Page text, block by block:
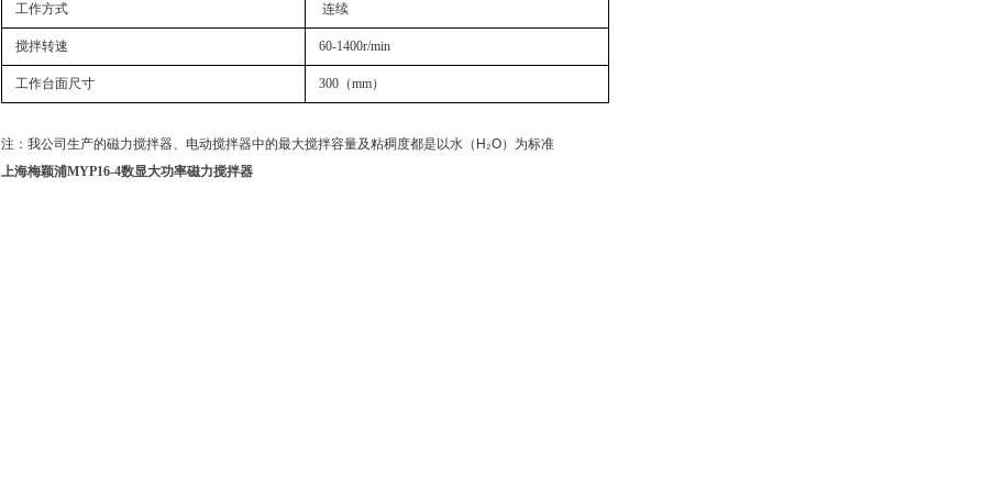
工作方式 连续
搅拌转速 60-1400r/min
工作台面尺寸 300（mm）
注：我公司生产的磁力搅拌器、电动搅拌器中的最大搅拌容量及粘稠度都是以水（H₂O）为标准
上海梅颖浦MYP16-4数显大功率磁力搅拌器